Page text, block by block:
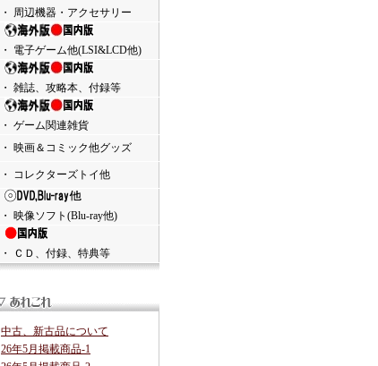
・ 周辺機器・アクセサリー
・ 電子ゲーム他(LSI&LCD他)
・ 雑誌、攻略本、付録等
・ ゲーム関連雑貨
・ 映画＆コミック他グッズ
・ コレクターズトイ他
・ 映像ソフト(Blu-ray他)
・ ＣＤ、付録、特典等
中古、新古品について
26年5月掲載商品-1